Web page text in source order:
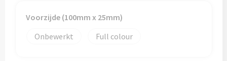
Voorzijde (100mm x 25mm)
Onbewerkt
Full colour